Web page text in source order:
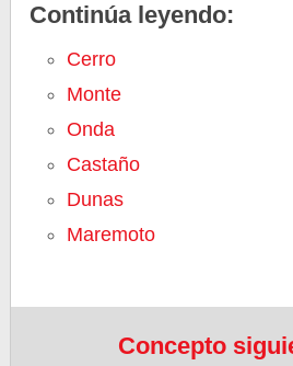
Continúa leyendo:
Cerro
Monte
Onda
Castaño
Dunas
Maremoto
Concepto